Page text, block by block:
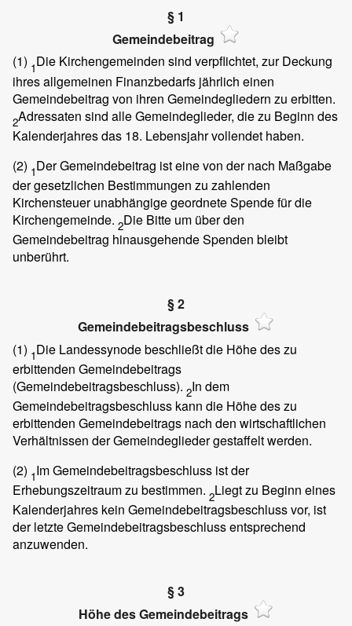
§ 1
Gemeindebeitrag
(1) 1Die Kirchengemeinden sind verpflichtet, zur Deckung
ihres allgemeinen Finanzbedarfs jährlich einen
Gemeindebeitrag von ihren Gemeindegliedern zu erbitten.
2Adressaten sind alle Gemeindeglieder, die zu Beginn des
Kalenderjahres das 18. Lebensjahr vollendet haben.
(2) 1Der Gemeindebeitrag ist eine von der nach Maßgabe
der gesetzlichen Bestimmungen zu zahlenden
Kirchensteuer unabhängige geordnete Spende für die
Kirchengemeinde. 2Die Bitte um über den
Gemeindebeitrag hinausgehende Spenden bleibt
unberührt.
§ 2
Gemeindebeitragsbeschluss
(1) 1Die Landessynode beschließt die Höhe des zu
erbittenden Gemeindebeitrags
(Gemeindebeitragsbeschluss). 2In dem
Gemeindebeitragsbeschluss kann die Höhe des zu
erbittenden Gemeindebeitrags nach den wirtschaftlichen
Verhältnissen der Gemeindeglieder gestaffelt werden.
(2) 1Im Gemeindebeitragsbeschluss ist der
Erhebungszeitraum zu bestimmen. 2Liegt zu Beginn eines
Kalenderjahres kein Gemeindebeitragsbeschluss vor, ist
der letzte Gemeindebeitragsbeschluss entsprechend
anzuwenden.
§ 3
Höhe des Gemeindebeitrags